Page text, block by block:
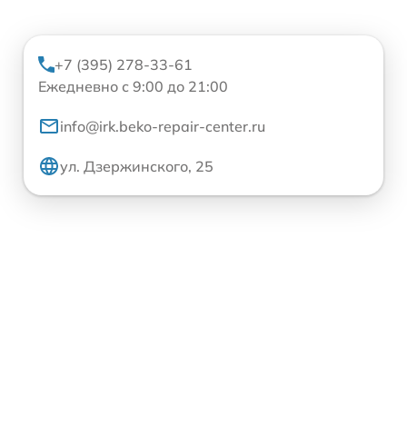
+7 (395) 278-33-61
Ежедневно с 9:00 до 21:00
info@irk.beko-repair-center.ru
ул. Дзержинского, 25